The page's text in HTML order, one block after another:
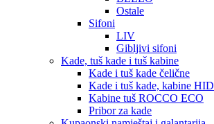
Ostale
Sifoni
LIV
Gibljivi sifoni
Kade, tuš kade i tuš kabine
Kade i tuš kade čelične
Kade i tuš kade, kabine
Kabine tuš ROCCO ECO
Pribor za kade